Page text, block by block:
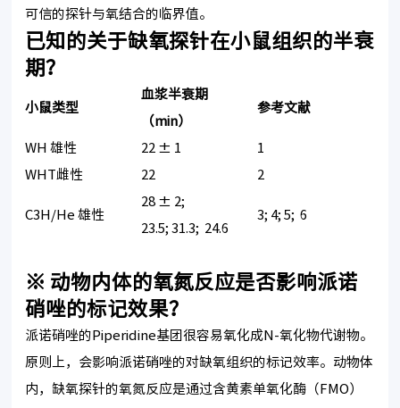
可信的探针与氧结合的临界值。
已知的关于缺氧探针在小鼠组织的半衰
期？
小鼠类型
血浆半衰期
（ min）
参考文献
WH 雄性 22 ± 1
1
WHT雌性
22 2
C3H/He 雄性
28 ± 2;
23.5; 31.3; 24.6
3; 4; 5; 6
※ 动物内体的氧氮反应是否影响派诺
硝唑的标记效果？
派诺硝唑的Piperidine基团很容易氧化成N-氧化物代谢物。
原则上，会影响派诺硝唑的对缺氧组织的标记效率。动物体
内，缺氧探针的氧氮反应是通过含黄素单氧化酶（FMO）